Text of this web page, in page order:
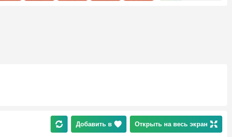
Добавить в Открыть на весь экран